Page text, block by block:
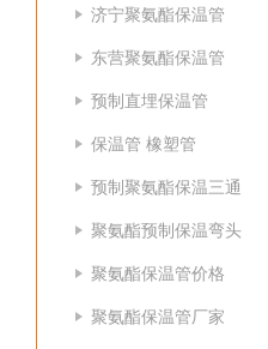
济宁聚氨酯保温管
东营聚氨酯保温管
预制直埋保温管
保温管 橡塑管
预制聚氨酯保温三通
聚氨酯预制保温弯头
聚氨酯保温管价格
聚氨酯保温管厂家